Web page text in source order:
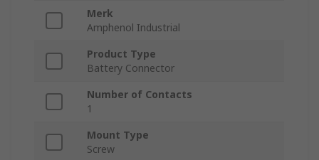
Merk
Amphenol Industrial
Product Type
Battery Connector
Number of Contacts
1
Mount Type
Screw